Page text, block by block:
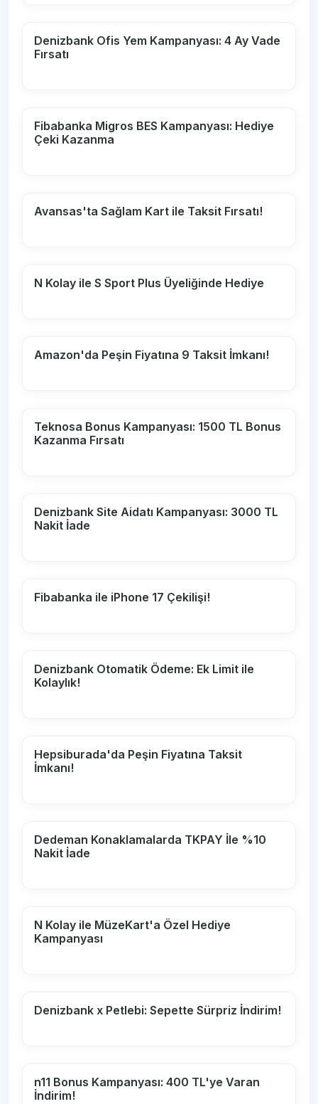
Denizbank Ofis Yem Kampanyası: 4 Ay Vade
Fırsatı
Fibabanka Migros BES Kampanyası: Hediye
Çeki Kazanma
Avansas'ta Sağlam Kart ile Taksit Fırsatı!
N Kolay ile S Sport Plus Üyeliğinde Hediye
Amazon'da Peşin Fiyatına 9 Taksit İmkanı!
Teknosa Bonus Kampanyası: 1500 TL Bonus
Kazanma Fırsatı
Denizbank Site Aidatı Kampanyası: 3000 TL
Nakit İade
Fibabanka ile iPhone 17 Çekilişi!
Denizbank Otomatik Ödeme: Ek Limit ile
Kolaylık!
Hepsiburada'da Peşin Fiyatına Taksit
İmkanı!
Dedeman Konaklamalarda TKPAY İle %10
Nakit İade
N Kolay ile MüzeKart'a Özel Hediye
Kampanyası
Denizbank x Petlebi: Sepette Sürpriz İndirim!
n11 Bonus Kampanyası: 400 TL'ye Varan
İndirim!